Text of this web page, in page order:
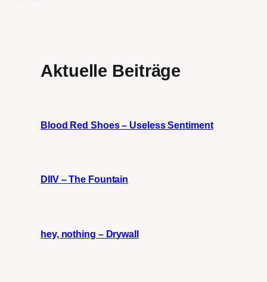
Aktuelle Beiträge
Blood Red Shoes – Useless Sentiment
DIIV – The Fountain
hey, nothing – Drywall